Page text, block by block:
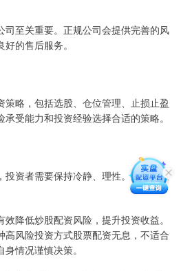
司至关重要。正规公司会提供完善的风
的售后服务。
略，包括选股、仓位管理、止损止盈
受能力和投资经验选择合适的策略。
投资者需要保持冷静、理性。避免追涨
降低炒股配资风险，提升投资收益。
高风险投资方式股票配资无息，不适合
情况谨慎决策。